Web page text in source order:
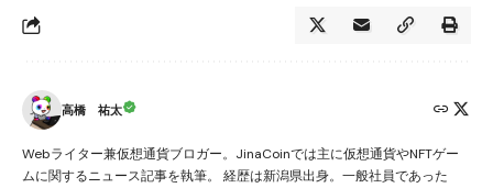
高橋 祐太
Webライター兼仮想通貨ブロガー。JinaCoinでは主に仮想通貨やNFTゲー
ムに関するニュース記事を執筆。 経歴は新潟県出身。一般社員であった